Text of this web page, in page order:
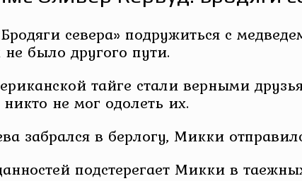
севера» подружиться с
было другого пути.
тайге стали верными
не мог одолеть их.
забрался в берлогу, Микки
подстерегает Микки в